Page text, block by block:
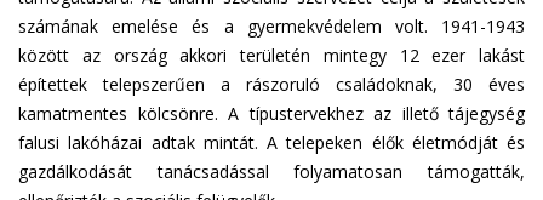
számának emelése és a gyermekvédelem volt. 1941-1943
között az ország akkori területén mintegy 12 ezer lakást
építettek telepszerűen a rászoruló családoknak, 30 éves
kamatmentes kölcsönre. A típustervekhez az illető tájegység
falusi lakóházai adtak mintát. A telepeken élők életmódját és
gazdálkodását tanácsadással folyamatosan támogatták,